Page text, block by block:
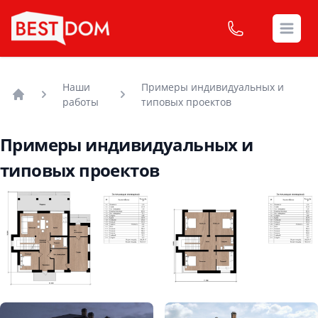
Наши
работы
Примеры индивидуальных и
типовых проектов
Примеры индивидуальных и
типовых проектов